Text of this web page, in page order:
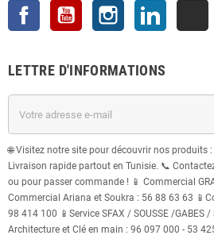
Facebook YouTube Instagram
LETTRE D'INFORMATIONS
🌐 Visitez notre site pour découvrir nos
Livraison rapide partout en Tunisie. 📞
ou pour passer commande ! 📱 Commercial
Commercial Ariana et Soukra : 56 88 63 63
98 414 100 📱Service SFAX / SOUSSE /GABES
Architecture et Clé en main : 96 097 000 - 53